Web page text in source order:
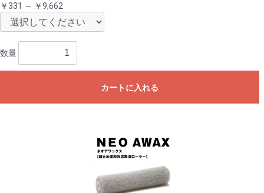
￥331 ～ ￥9,662
数量
カートに入れる